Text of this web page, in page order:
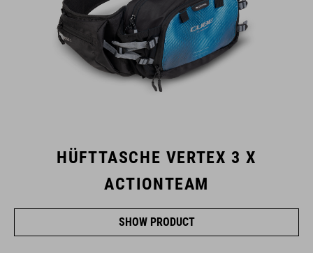
HÜFTTASCHE VERTEX 3 X
ACTIONTEAM
SHOW PRODUCT